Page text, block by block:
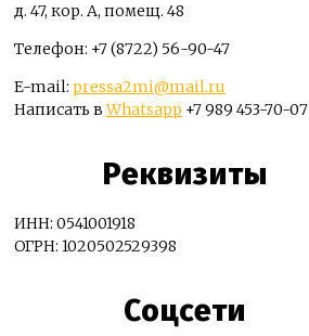
д. 47, кор. А, помещ. 48
Телефон: +7 (8722) 56-90-47
E-mail: pressa2mi@mail.ru
Написать вWhatsapp +7 989 453-70-07
Реквизиты
ИНН: 0541001918
ОГРН: 1020502529398
Соцсети